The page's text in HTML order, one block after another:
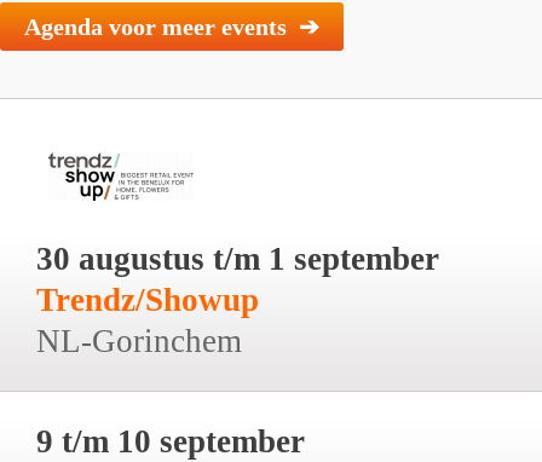
Agenda voor meer events ➔
30 augustus t/m 1 september
Trendz/Showup
NL-Gorinchem
9 t/m 10 september